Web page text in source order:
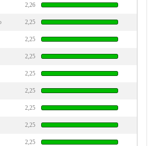
2,26
2,25
2,25
2,25
2,25
2,25
2,25
2,25
2,25